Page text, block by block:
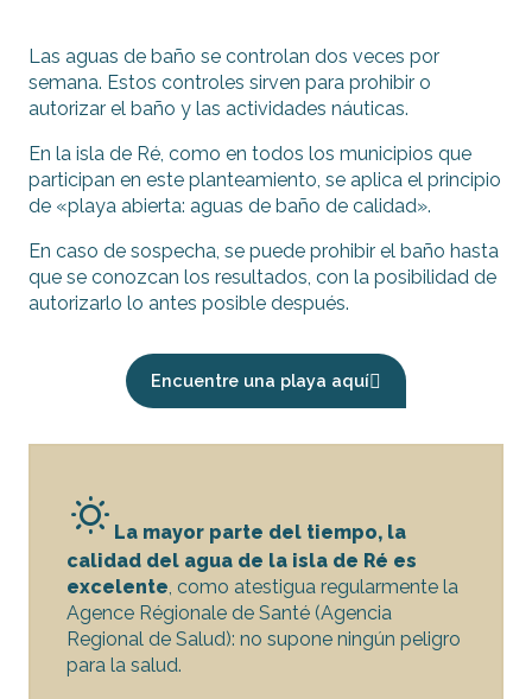
Las aguas de baño se controlan dos veces por
semana. Estos controles sirven para prohibir o
autorizar el baño y las actividades náuticas.
En la isla de Ré, como en todos los municipios que
participan en este planteamiento, se aplica el principio
de «playa abierta: aguas de baño de calidad».
En caso de sospecha, se puede prohibir el baño hasta
que se conozcan los resultados, con la posibilidad de
autorizarlo lo antes posible después.
Encuentre una playa aquí
La mayor parte del tiempo, la
calidad del agua de la isla de Ré es
excelente, como atestigua regularmente la
Agence Régionale de Santé (Agencia
Regional de Salud): no supone ningún peligro
para la salud.